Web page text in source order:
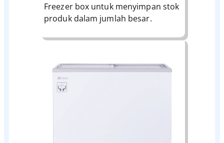
Freezer box untuk menyimpan stok
produk dalam jumlah besar.